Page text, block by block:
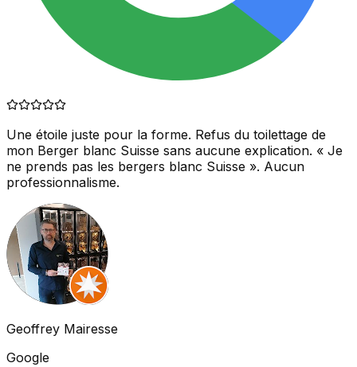
Une étoile juste pour la forme. Refus du toilettage de
mon Berger blanc Suisse sans aucune explication. « Je
ne prends pas les bergers blanc Suisse ». Aucun
professionnalisme.
Geoffrey Mairesse
Google